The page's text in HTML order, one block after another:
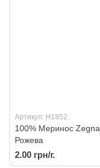
Артикул: H1852
100% Меринос
Рожева
2.00 грн/г.